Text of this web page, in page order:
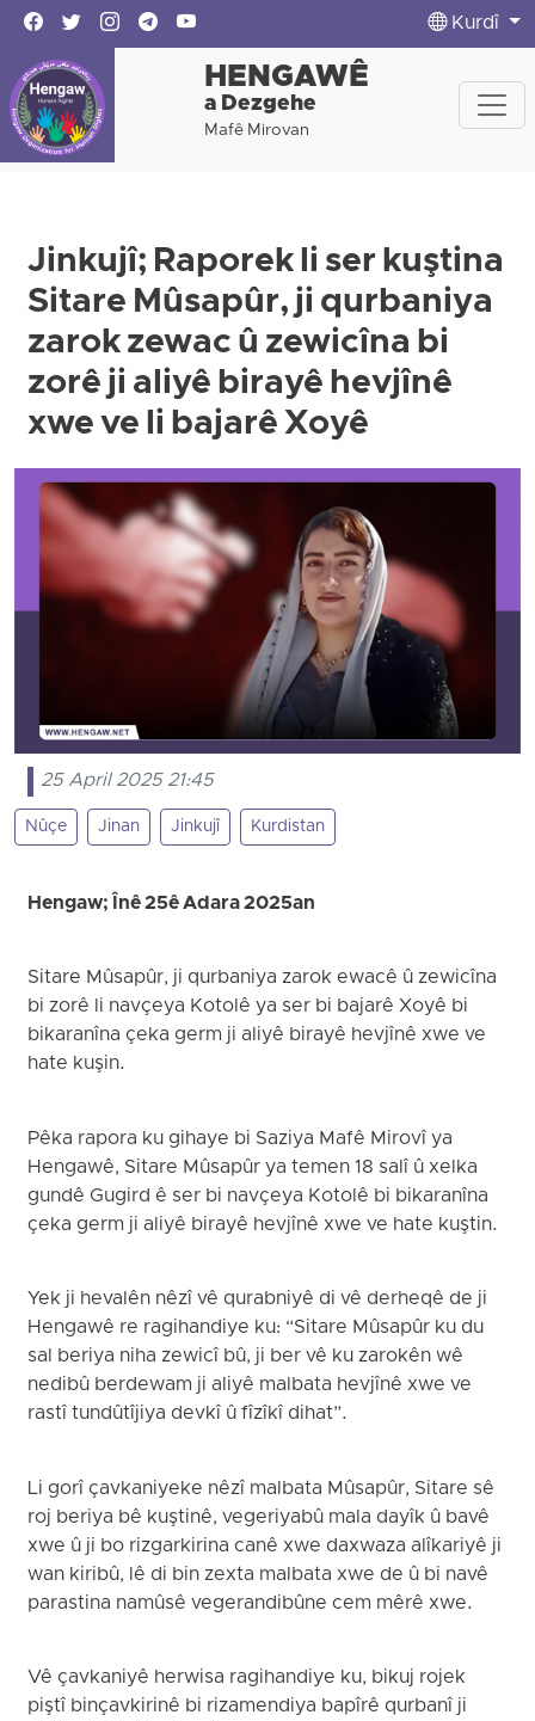
Kurdî
HENGAWÊ
a Dezgehe
Mafê Mirovan
Jinkujî; Raporek li ser kuştina
Sitare Mûsapûr, ji qurbaniya
zarok zewac û zewicîna bi
zorê ji aliyê birayê hevjînê
xwe ve li bajarê Xoyê
25 April 2025 21:45
Nûçe Jinan Jinkujî Kurdistan
Hengaw; Înê 25ê Adara 2025an
Sitare Mûsapûr, ji qurbaniya zarok ewacê û zewicîna
bi zorê li navçeya Kotolê ya ser bi bajarê Xoyê bi
bikaranîna çeka germ ji aliyê birayê hevjînê xwe ve
hate kuşin.
Pêka rapora ku gihaye bi Saziya Mafê Mirovî ya
Hengawê, Sitare Mûsapûr ya temen 18 salî û xelka
gundê Gugird ê ser bi navçeya Kotolê bi bikaranîna
çeka germ ji aliyê birayê hevjînê xwe ve hate kuştin.
Yek ji hevalên nêzî vê qurabniyê di vê derheqê de ji
Hengawê re ragihandiye ku: “Sitare Mûsapûr ku du
sal beriya niha zewicî bû, ji ber vê ku zarokên wê
nedibû berdewam ji aliyê malbata hevjînê xwe ve
rastî tundûtîjiya devkî û fîzîkî dihat”.
Li gorî çavkaniyeke nêzî malbata Mûsapûr, Sitare sê
roj beriya bê kuştinê, vegeriyabû mala dayîk û bavê
xwe û ji bo rizgarkirina canê xwe daxwaza alîkariyê ji
wan kiribû, lê di bin zexta malbata xwe de û bi navê
parastina namûsê vegerandibûne cem mêrê xwe.
Vê çavkaniyê herwisa ragihandiye ku, bikuj rojek
piştî binçavkirinê bi rizamendiya bapîrê qurbanî ji